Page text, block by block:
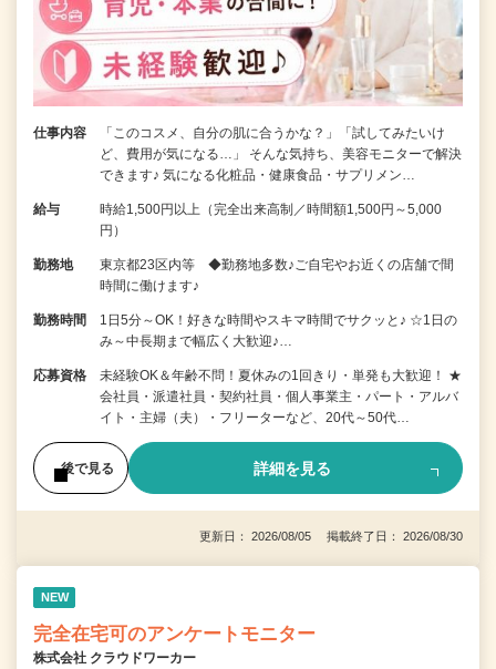
仕事内容
「このコスメ、自分の肌に合うかな？」「試してみたいけ
ど、費用が気になる…」 そんな気持ち、美容モニターで解決
できます♪ 気になる化粧品・健康食品・サプリメン…
給与
時給1,500円以上（完全出来高制／時間額1,500円～5,000
円）
勤務地
東京都23区内等 ◆勤務地多数♪ご自宅やお近くの店舗で間
時間に働けます♪
勤務時間
1日5分～OK！好きな時間やスキマ時間でサクッと♪ ☆1日の
み～中長期まで幅広く大歓迎♪…
応募資格
未経験OK＆年齢不問！夏休みの1回きり・単発も大歓迎！ ★
会社員・派遣社員・契約社員・個人事業主・パート・アルバ
イト・主婦（夫）・フリーターなど、20代～50代…
後で見る 詳細を見る
更新日： 2026/08/05 掲載終了日： 2026/08/30
NEW
完全在宅可のアンケートモニター
株式会社 クラウドワーカー